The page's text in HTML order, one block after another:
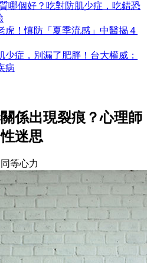
哪個好？吃對防肌少症，吃錯恐
虎！慎防「夏季流感」中醫揭４
症，別漏了肥胖！台大權威：
病
係出現裂痕？心理師
迷思
等心力